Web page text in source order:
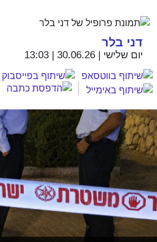
דני בלר
יום שלישי | 30.06.26 | 13:03